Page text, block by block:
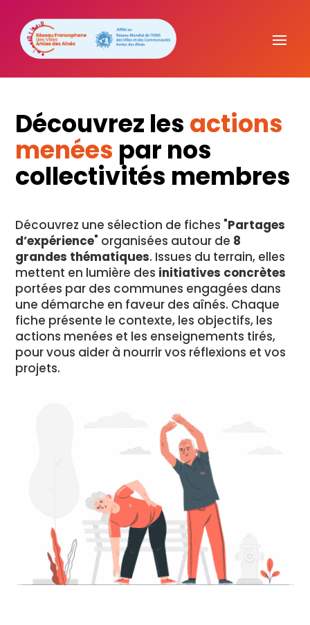
Découvrez les actions
menées par nos
collectivités membres
Découvrez une sélection de fiches "Partages
d’expérience" organisées autour de 8
grandes thématiques. Issues du terrain, elles
mettent en lumière des initiatives concrètes
portées par des communes engagées dans
une démarche en faveur des aînés. Chaque
fiche présente le contexte, les objectifs, les
actions menées et les enseignements tirés,
pour vous aider à nourrir vos réflexions et vos
projets.